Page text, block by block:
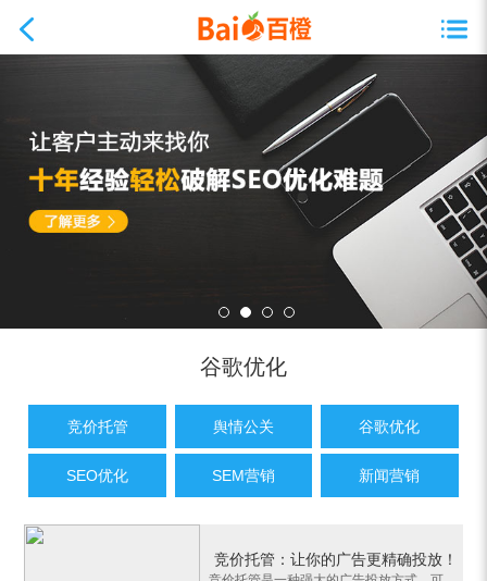
谷歌优化
竞价托管 舆情公关 谷歌优化
SEO优化 SEM营销 新闻营销
竞价托管：让你的广告更精确投放！